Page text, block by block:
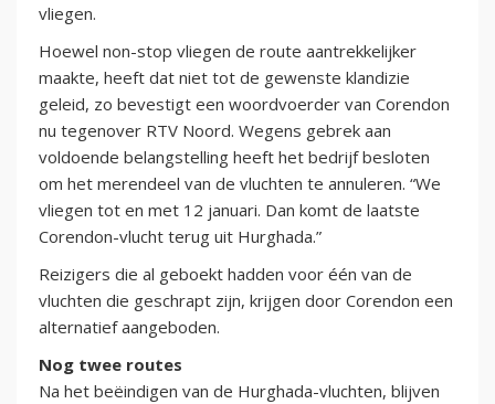
vliegen.
Hoewel non-stop vliegen de route aantrekkelijker
maakte, heeft dat niet tot de gewenste klandizie
geleid, zo bevestigt een woordvoerder van Corendon
nu tegenover RTV Noord. Wegens gebrek aan
voldoende belangstelling heeft het bedrijf besloten
om het merendeel van de vluchten te annuleren. “We
vliegen tot en met 12 januari. Dan komt de laatste
Corendon-vlucht terug uit Hurghada.”
Reizigers die al geboekt hadden voor één van de
vluchten die geschrapt zijn, krijgen door Corendon een
alternatief aangeboden.
Nog twee routes
Na het beëindigen van de Hurghada-vluchten, blijven